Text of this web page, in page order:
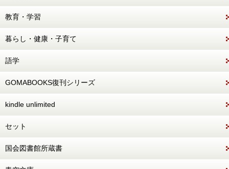
教育・学習
暮らし・健康・子育て
語学
GOMABOOKS復刊シリーズ
kindle unlimited
セット
国会図書館所蔵書